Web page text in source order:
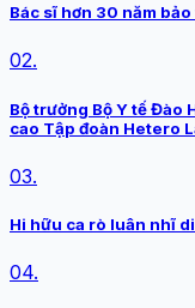
Bác sĩ hơn 30 năm
02.
Bộ trưởng Bộ Y tế Đào
cao Tập đoàn Hetero
03.
Hi hữu ca rò luân nhĩ
04.